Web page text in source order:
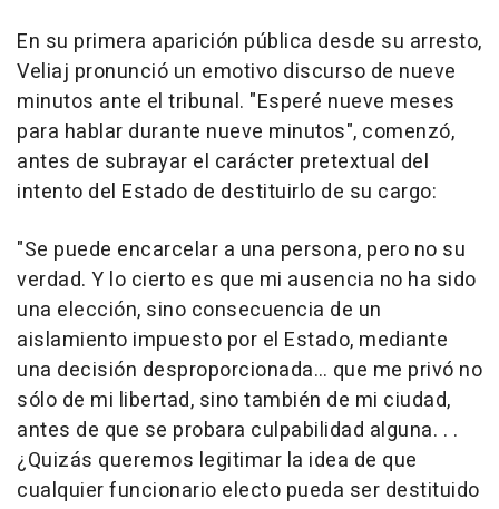
En su primera aparición pública desde su arresto,
Veliaj pronunció un emotivo discurso de nueve
minutos ante el tribunal. "Esperé nueve meses
para hablar durante nueve minutos", comenzó,
antes de subrayar el carácter pretextual del
intento del Estado de destituirlo de su cargo:
"Se puede encarcelar a una persona, pero no su
verdad. Y lo cierto es que mi ausencia no ha sido
una elección, sino consecuencia de un
aislamiento impuesto por el Estado, mediante
una decisión desproporcionada… que me privó no
sólo de mi libertad, sino también de mi ciudad,
antes de que se probara culpabilidad alguna. . .
¿Quizás queremos legitimar la idea de que
cualquier funcionario electo pueda ser destituido